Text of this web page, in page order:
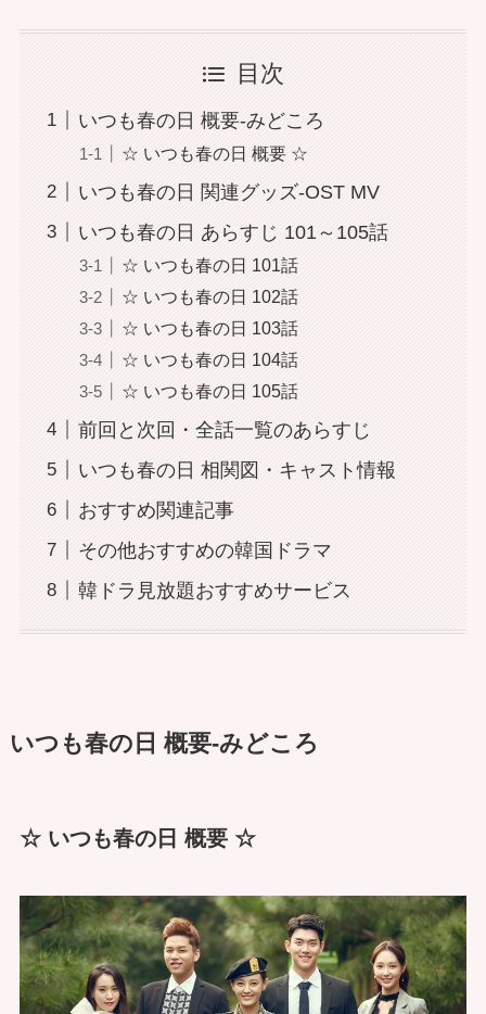
目次
いつも春の日 概要-みどころ
☆ いつも春の日 概要 ☆
いつも春の日 関連グッズ-OST MV
いつも春の日 あらすじ 101～105話
☆ いつも春の日 101話
☆ いつも春の日 102話
☆ いつも春の日 103話
☆ いつも春の日 104話
☆ いつも春の日 105話
前回と次回・全話一覧のあらすじ
いつも春の日 相関図・キャスト情報
おすすめ関連記事
その他おすすめの韓国ドラマ
韓ドラ見放題おすすめサービス
いつも春の日 概要-みどころ
☆ いつも春の日 概要 ☆